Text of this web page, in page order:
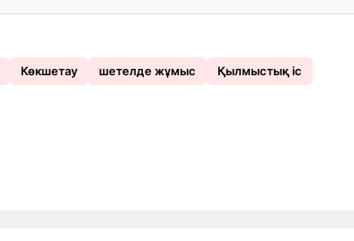
Көкшетау шетелде жұмыс Қылмыстық іс